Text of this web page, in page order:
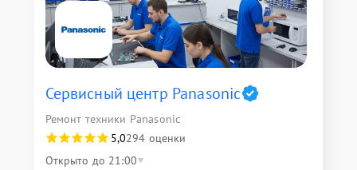
Сервисный центр Panasonic
Ремонт техники Panasonic
5,0294 оценки
Открыто до 21:00